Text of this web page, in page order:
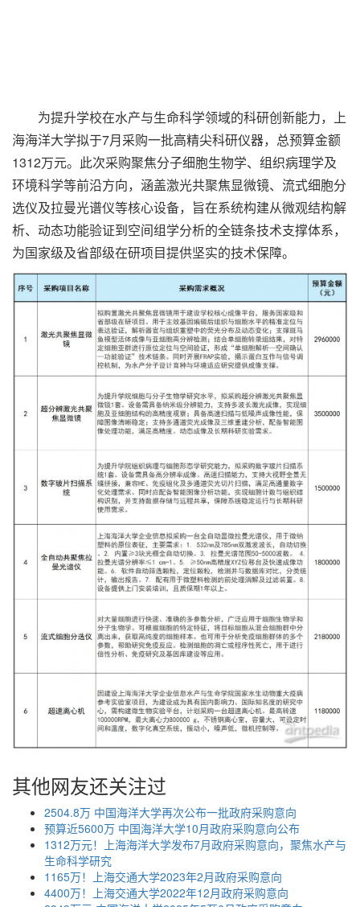
为提升学校在水产与生命科学领域的科研创新能力，上
海海洋大学拟于7月采购一批高精尖科研仪器，总预算金额
1312万元。此次采购聚焦分子细胞生物学、组织病理学及
环境科学等前沿方向，涵盖激光共聚焦显微镜、流式细胞分
选仪及拉曼光谱仪等核心设备，旨在系统构建从微观结构解
析、动态功能验证到空间组学分析的全链条技术支撑体系，
为国家级及省部级在研项目提供坚实的技术保障。
其他网友还关注过
2504.8万 中国海洋大学再次公布一批政府采购意向
预算近5600万 中国海洋大学10月政府采购意向公布
1312万元！上海海洋大学发布7月政府采购意向，聚焦水产与
生命科学研究
1165万！上海交通大学2023年2月政府采购意向
4400万！上海交通大学2022年12月政府采购意向